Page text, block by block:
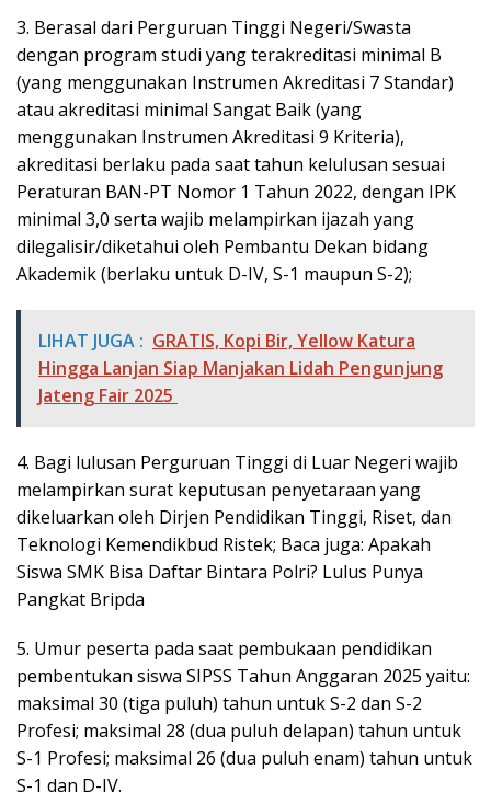
3. Berasal dari Perguruan Tinggi Negeri/Swasta
dengan program studi yang terakreditasi minimal B
(yang menggunakan Instrumen Akreditasi 7 Standar)
atau akreditasi minimal Sangat Baik (yang
menggunakan Instrumen Akreditasi 9 Kriteria),
akreditasi berlaku pada saat tahun kelulusan sesuai
Peraturan BAN-PT Nomor 1 Tahun 2022, dengan IPK
minimal 3,0 serta wajib melampirkan ijazah yang
dilegalisir/diketahui oleh Pembantu Dekan bidang
Akademik (berlaku untuk D-IV, S-1 maupun S-2);
LIHAT JUGA : GRATIS, Kopi Bir, Yellow Katura
Hingga Lanjan Siap Manjakan Lidah Pengunjung
Jateng Fair 2025
4. Bagi lulusan Perguruan Tinggi di Luar Negeri wajib
melampirkan surat keputusan penyetaraan yang
dikeluarkan oleh Dirjen Pendidikan Tinggi, Riset, dan
Teknologi Kemendikbud Ristek; Baca juga: Apakah
Siswa SMK Bisa Daftar Bintara Polri? Lulus Punya
Pangkat Bripda
5. Umur peserta pada saat pembukaan pendidikan
pembentukan siswa SIPSS Tahun Anggaran 2025 yaitu:
maksimal 30 (tiga puluh) tahun untuk S-2 dan S-2
Profesi; maksimal 28 (dua puluh delapan) tahun untuk
S-1 Profesi; maksimal 26 (dua puluh enam) tahun untuk
S-1 dan D-IV.